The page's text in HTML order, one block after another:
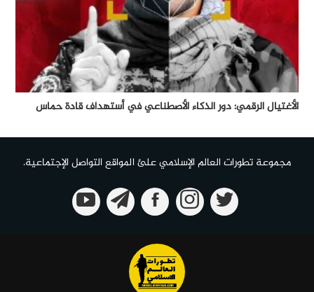
الأغتيال الرقمي: دور الذكاء الأصطناعي في أستهداف قادة حماس
مجموعة تطورات العالم الإسلامي علئ المواقع التواصل الإجتماعية.